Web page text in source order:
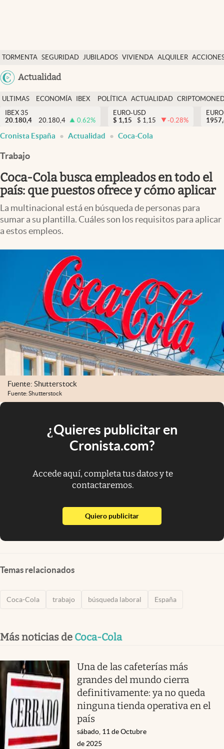
TORMENTA SEGURIDAD JUBILADOS VIVIENDA ALQUILER
Actualidad
Economía y finanzas
Política
Actualidad
Criptomonedas
España
ULTIMAS
NOTICIAS
ECONOMÍA
FINANZAS
IBEX
EURO
POLÍTICA ACTUALIDAD
IBEX 35
20.180,4
20.180,4 0.62%
EURO-USD
$ 1,15 $ 1,15 -0.28%
Cronista España Actualidad Coca-Cola
Trabajo
Coca-Cola busca empleados en todo el
país: que puestos ofrece y cómo aplicar
La multinacional está en búsqueda de personas para
sumar a su plantilla. Cuáles son los requisitos para aplicar
a estos empleos.
Fuente: Shutterstock
Fuente: Shutterstock
¿Quieres publicitar en
Cronista.com?
Accede aquí, completa tus datos y te
contactaremos.
Quiero publicitarabre en nueva pestaña
Temas relacionados
Coca-Cola trabajo búsqueda laboral España
Más noticias de Coca-Cola
Una de las cafeterías más
grandes del mundo cierra
definitivamente: ya no queda
ninguna tienda operativa en el
país
sábado, 11 de Octubre
de 2025